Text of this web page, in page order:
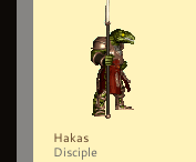
Hakas
Disciple